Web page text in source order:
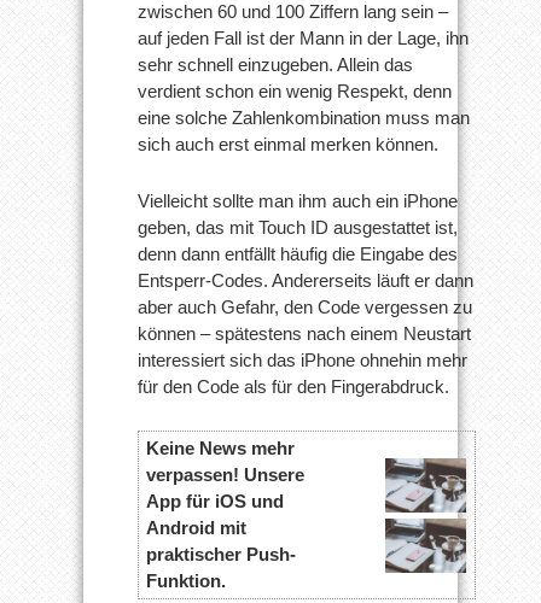
zwischen 60 und 100 Ziffern lang sein –
auf jeden Fall ist der Mann in der Lage, ihn
sehr schnell einzugeben. Allein das
verdient schon ein wenig Respekt, denn
eine solche Zahlenkombination muss man
sich auch erst einmal merken können.
Vielleicht sollte man ihm auch ein iPhone
geben, das mit Touch ID ausgestattet ist,
denn dann entfällt häufig die Eingabe des
Entsperr-Codes. Andererseits läuft er dann
aber auch Gefahr, den Code vergessen zu
können – spätestens nach einem Neustart
interessiert sich das iPhone ohnehin mehr
für den Code als für den Fingerabdruck.
Keine News mehr
verpassen! Unsere
App für iOS und
Android mit
praktischer Push-
Funktion.